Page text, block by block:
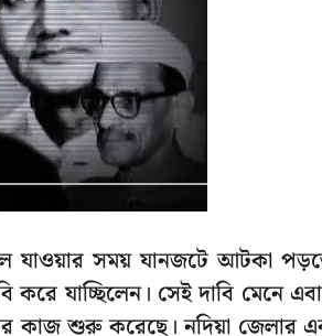
যাওয়ার সময় যানজটে আটকা
করে যাচ্ছিলেন। সেই দাবি মেনে
কাজ শুরু করেছে। নদিয়া জেলার